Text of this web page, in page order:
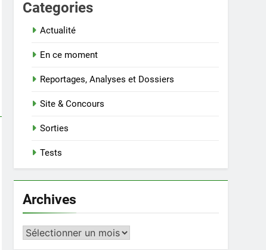
Categories
Actualité
En ce moment
Reportages, Analyses et Dossiers
Site & Concours
Sorties
Tests
Archives
Archives